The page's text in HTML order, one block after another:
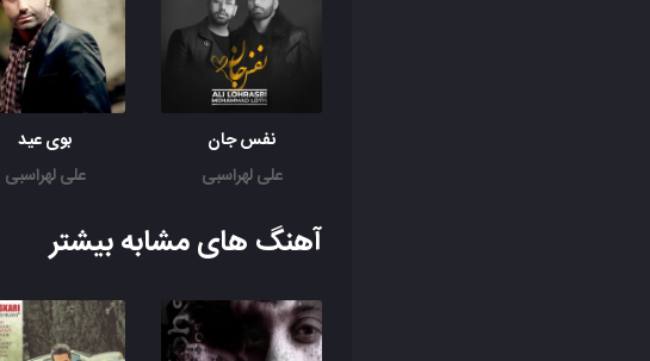
نفس جان
علی لهراسبی
بوی عید
علی لهراسبی
آهنگ های مشابه بیشتر